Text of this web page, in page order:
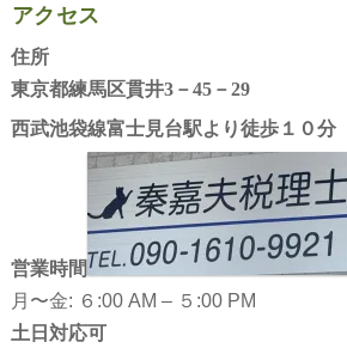
会社の税金
個人の税金と確定申告
積立ＮＩＳＡの創設
確定拠出年金（個人型）
「７５歳より長生きすれば得する」
「年金の家族手当」とは
在職老齢年金～働くシニアの厚生
加給年金
遺族年金～複雑です
後期高齢者医療制度
親が子供の扶養に入る？
厚生年金
国民健康保険の保険料は－１
介護保険
介護保険「世帯分離」ー 自分
パートさんの健康保険
けがで働けなくなったとき（労災
失業保険
アクセス
住所
東京都練馬区貫井3－45－29
西武池袋線富士見台駅より徒歩１０分
営業時間
月〜金: ６:00 AM – ５:00 PM
土日対応可